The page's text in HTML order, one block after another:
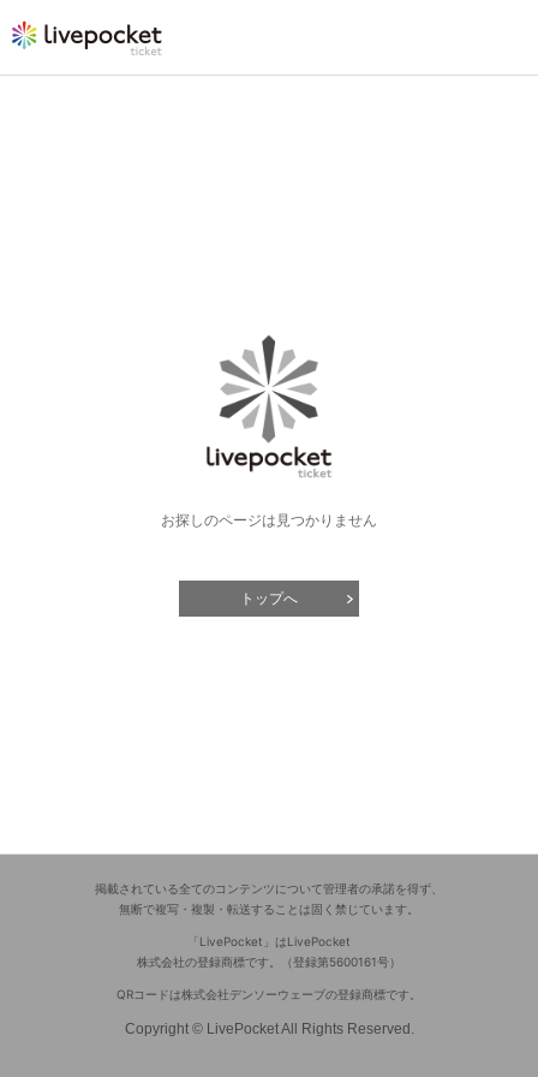
お探しのページは見つかりません
トップへ
掲載されている全てのコンテンツについて管理者の承諾を得ず、
無断で複写・複製・転送することは固く禁じています。
「LivePocket」はLivePocket
株式会社の登録商標です。（登録第5600161号）
QRコードは株式会社デンソーウェーブの登録商標です。
Copyright © LivePocket All Rights Reserved.